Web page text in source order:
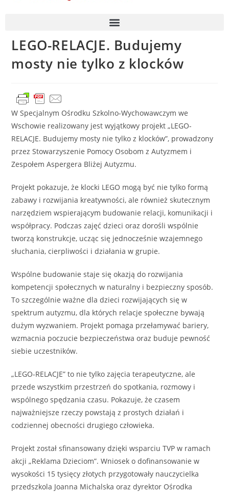
LEGO-RELACJE. Budujemy
mosty nie tylko z klocków
W Specjalnym Ośrodku Szkolno-Wychowawczym we
Wschowie realizowany jest wyjątkowy projekt „LEGO-
RELACJE. Budujemy mosty nie tylko z klocków”, prowadzony
przez Stowarzyszenie Pomocy Osobom z Autyzmem i
Zespołem Aspergera Bliżej Autyzmu.
Projekt pokazuje, że klocki LEGO mogą być nie tylko formą
zabawy i rozwijania kreatywności, ale również skutecznym
narzędziem wspierającym budowanie relacji, komunikacji i
współpracy. Podczas zajęć dzieci oraz dorośli wspólnie
tworzą konstrukcje, ucząc się jednocześnie wzajemnego
słuchania, cierpliwości i działania w grupie.
Wspólne budowanie staje się okazją do rozwijania
kompetencji społecznych w naturalny i bezpieczny sposób.
To szczególnie ważne dla dzieci rozwijających się w
spektrum autyzmu, dla których relacje społeczne bywają
dużym wyzwaniem. Projekt pomaga przełamywać bariery,
wzmacnia poczucie bezpieczeństwa oraz buduje pewność
siebie uczestników.
„LEGO-RELACJE” to nie tylko zajęcia terapeutyczne, ale
przede wszystkim przestrzeń do spotkania, rozmowy i
wspólnego spędzania czasu. Pokazuje, że czasem
najważniejsze rzeczy powstają z prostych działań i
codziennej obecności drugiego człowieka.
Projekt został sfinansowany dzięki wsparciu TVP w ramach
akcji „Reklama Dzieciom”. Wniosek o dofinansowanie w
wysokości 15 tysięcy złotych przygotowały nauczycielka
przedszkola Joanna Michalska oraz dyrektor Ośrodka